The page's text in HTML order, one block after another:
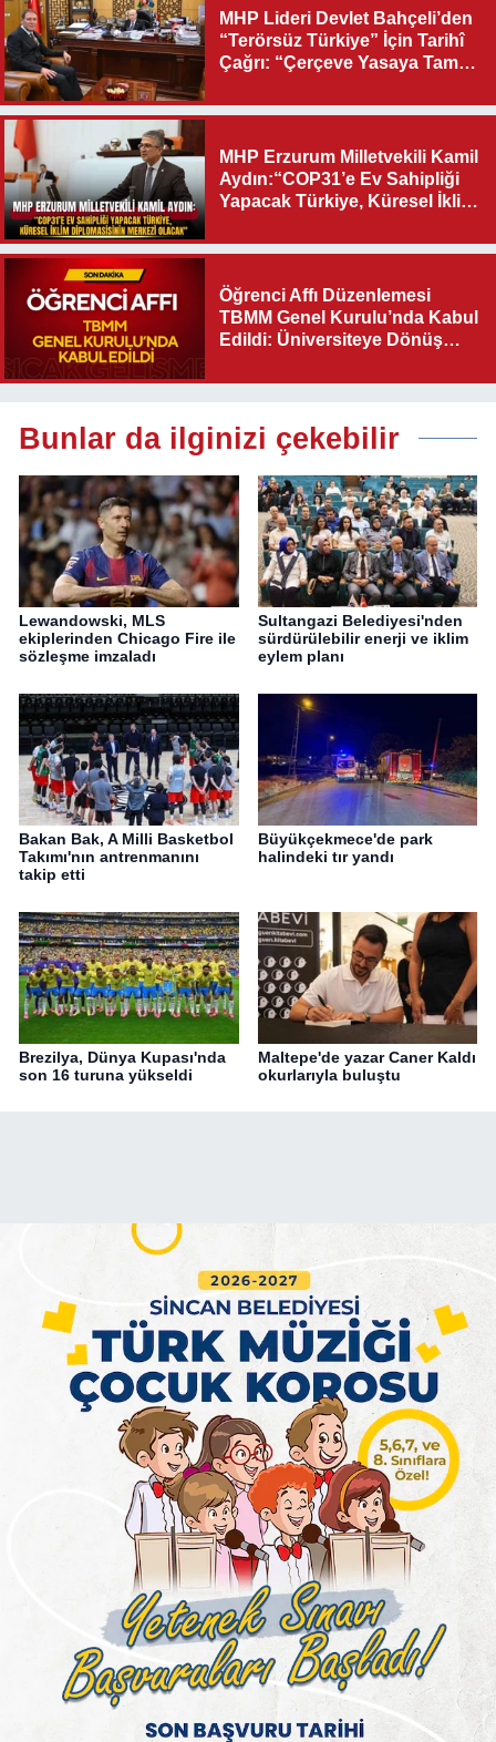
MHP Lideri Devlet Bahçeli’den
“Terörsüz Türkiye” İçin Tarihî
Çağrı: “Çerçeve Yasaya Tam
MHP Erzurum Milletvekili Kamil
Aydın:“COP31’e Ev Sahipliği
Yapacak Türkiye, Küresel İklim
Olacak"
Öğrenci Affı Düzenlemesi
TBMM Genel Kurulu’nda Kabul
Edildi: Üniversiteye Dönüş
Bunlar da ilginizi çekebilir
Lewandowski, MLS
ekiplerinden Chicago Fire ile
sözleşme imzaladı
Sultangazi Belediyesi'nden
sürdürülebilir enerji ve iklim
eylem planı
Bakan Bak, A Milli Basketbol
Takımı'nın antrenmanını
takip etti
Büyükçekmece'de park
halindeki tır yandı
Brezilya, Dünya Kupası'nda
son 16 turuna yükseldi
Maltepe'de yazar Caner Kaldı
okurlarıyla buluştu